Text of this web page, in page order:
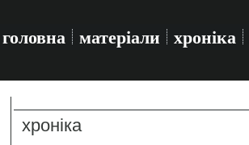
головна матеріали хроніка
хроніка